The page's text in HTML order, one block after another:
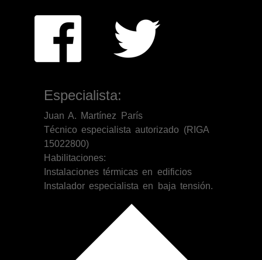
Especialista:
Juan A. Martínez París
Técnico especialista autorizado (RIGA
15022800)
Habilitaciones:
Instalaciones térmicas en edificios
Instalador especialista en baja tensión.